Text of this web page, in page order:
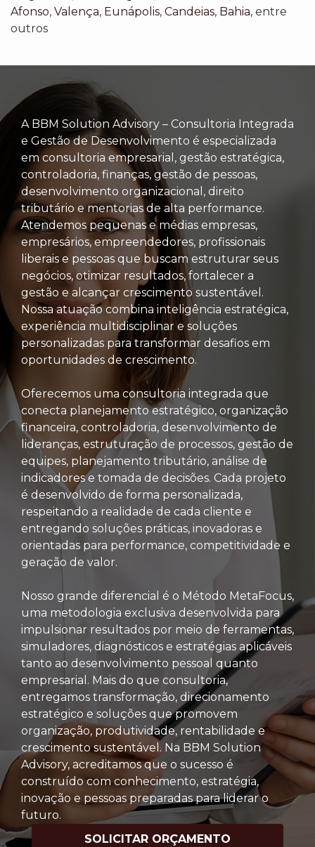
Afonso, Valença, Eunápolis, Candeias, Bahia, entre
outros
A BBM Solution Advisory – Consultoria Integrada
e Gestão de Desenvolvimento é especializada
em consultoria empresarial, gestão estratégica,
controladoria, finanças, gestão de pessoas,
desenvolvimento organizacional, direito
tributário e mentorias de alta performance.
Atendemos pequenas e médias empresas,
empresários, empreendedores, profissionais
liberais e pessoas que buscam estruturar seus
negócios, otimizar resultados, fortalecer a
gestão e alcançar crescimento sustentável.
Nossa atuação combina inteligência estratégica,
experiência multidisciplinar e soluções
personalizadas para transformar desafios em
oportunidades de crescimento.
Oferecemos uma consultoria integrada que
conecta planejamento estratégico, organização
financeira, controladoria, desenvolvimento de
lideranças, estruturação de processos, gestão de
equipes, planejamento tributário, análise de
indicadores e tomada de decisões. Cada projeto
é desenvolvido de forma personalizada,
respeitando a realidade de cada cliente e
entregando soluções práticas, inovadoras e
orientadas para performance, competitividade e
geração de valor.
Nosso grande diferencial é o Método MetaFocus,
uma metodologia exclusiva desenvolvida para
impulsionar resultados por meio de ferramentas,
simuladores, diagnósticos e estratégias aplicáveis
tanto ao desenvolvimento pessoal quanto
empresarial. Mais do que consultoria,
entregamos transformação, direcionamento
estratégico e soluções que promovem
organização, produtividade, rentabilidade e
crescimento sustentável. Na BBM Solution
Advisory, acreditamos que o sucesso é
construído com conhecimento, estratégia,
inovação e pessoas preparadas para liderar o
futuro.
SOLICITAR ORÇAMENTO